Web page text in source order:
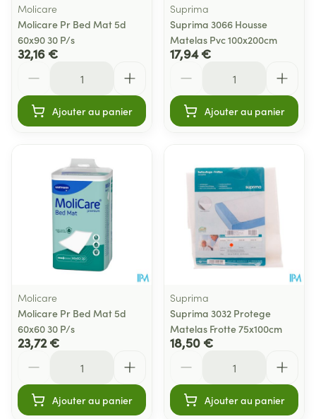
Molicare
Molicare Pr Bed Mat 5d
60x90 30 P/s
32,16 €
Ajouter au panier
Suprima
Suprima 3066 Housse
Matelas Pvc 100x200cm
17,94 €
Ajouter au panier
Molicare
Molicare Pr Bed Mat 5d
60x60 30 P/s
23,72 €
Ajouter au panier
Suprima
Suprima 3032 Protege
Matelas Frotte 75x100cm
18,50 €
Ajouter au panier